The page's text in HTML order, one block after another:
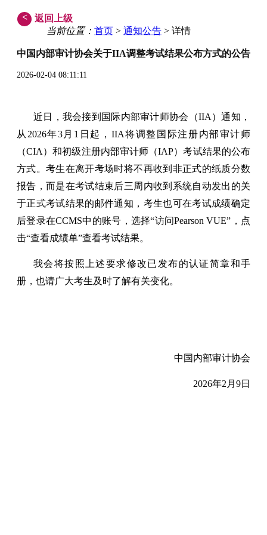
<
返回上级
当前位置： 首页 > 通知公告 > 详情
中国内部审计协会关于IIA调整考试结果公布方式的公告
2026-02-04 08:11:11
近日，我会接到国际内部审计师协会（IIA）通知，
从2026年3月1日起，IIA将调整国际注册内部审计师
（CIA）和初级注册内部审计师（IAP）考试结果的公布
方式。考生在离开考场时将不再收到非正式的纸质分数
报告，而是在考试结束后三周内收到系统自动发出的关
于正式考试结果的邮件通知，考生也可在考试成绩确定
后登录在CCMS中的账号，选择“访问Pearson VUE”，点
击“查看成绩单”查看考试结果。
我会将按照上述要求修改已发布的认证简章和手
册，也请广大考生及时了解有关变化。
中国内部审计协会
2026年2月9日